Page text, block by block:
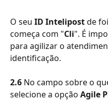
O seu ID Intelipost de
começa com "Cli". É
para agilizar o
identificação.
2.6 No campo sobre o
selecione a opção Agile